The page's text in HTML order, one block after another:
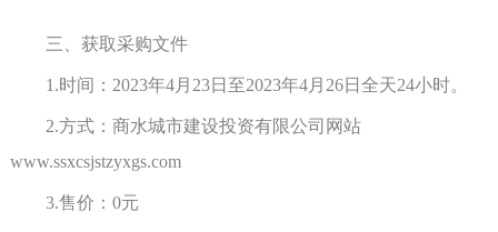
三、获取采购文件
1.时间：2023年4月 23日至2023年4月 26日全天24小时。
2.方式：商水城市建设投资有限公司网站
www.ssxcsjstzyxgs.com
3.售价：0元